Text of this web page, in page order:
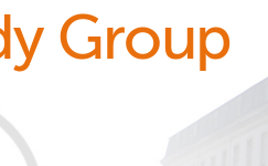
Group